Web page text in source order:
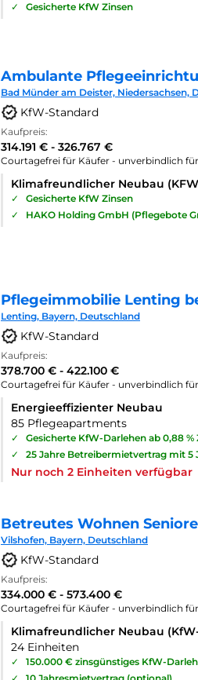
✓
Gesicherte KfW Zinsen
Ambulante
Bad Münder am Deister, Niedersachsen,
KfW-Standard
Kaufpreis:
314.191 € - 326.767 €
Courtagefrei für Käufer - unverbindlich für
Klimafreundlicher Neubau
✓
Gesicherte KfW Zinsen
✓
HAKO Holding GmbH (Pflegebote
Pflegeimmobilie Lenting
Lenting, Bayern, Deutschland
KfW-Standard
Kaufpreis:
378.700 € - 422.100 €
Courtagefrei für Käufer - unverbindlich für
Energieeffizienter Neubau
85 Pflegeapartments
✓
Gesicherte KfW-Darlehen ab 0,88 %
✓
25 Jahre Betreibermietvertrag mit 5
Nur noch 2 Einheiten verfügbar
Betreutes Wohnen
Vilshofen, Bayern, Deutschland
KfW-Standard
Kaufpreis:
334.000 € - 573.400 €
Courtagefrei für Käufer - unverbindlich für
Klimafreundlicher Neubau
24 Einheiten
✓
150.000 € zinsgünstiges KfW-